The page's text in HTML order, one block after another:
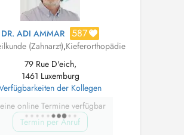
DR. ADI AMMAR 587
(Zahnarzt),Kieferorthopädie
79 Rue D'eich,
1461 Luxemburg
der Kollegen
online Termine verfügbar
Termin per Anruf